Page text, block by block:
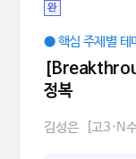
완
● 핵심 주제별 테
정복
김성은 [고3·N